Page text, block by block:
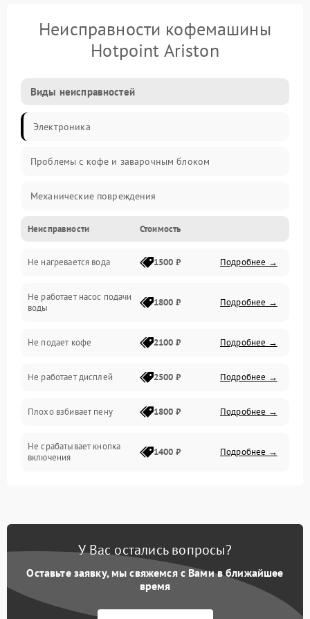
Неисправности кофемашины
Hotpoint Ariston
Виды неисправностей
Электроника
Проблемы с кофе и заварочным блоком
Механические повреждения
Прочие неисправности
Включение и работа
Проблемы с водой
Проблемы с капучинатором и паром
Управление и электроника
Программное обеспечение
Неисправности Стоимость
Не нагревается вода 1500 ₽ Подробнее →
Не работает насос подачи
воды
1800 ₽ Подробнее →
Не подает кофе 2100 ₽ Подробнее →
Не работает дисплей 2500 ₽ Подробнее →
Плохо взбивает пену 1800 ₽ Подробнее →
Не срабатывает кнопка
включения
1400 ₽ Подробнее →
Постоянные сбои в работе 1500 ₽ Подробнее →
У Вас остались вопросы?
Оставьте заявку, мы свяжемся с Вами в ближайшее
время